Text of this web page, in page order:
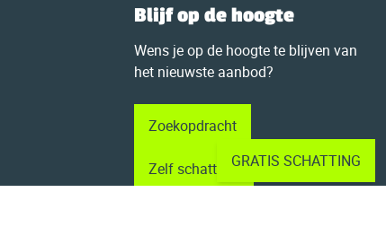
Blijf op de hoogte
Wens je op de hoogte te blijven van
het nieuwste aanbod?
Zoekopdracht
Zelf schatten?GRATIS SCHATTING